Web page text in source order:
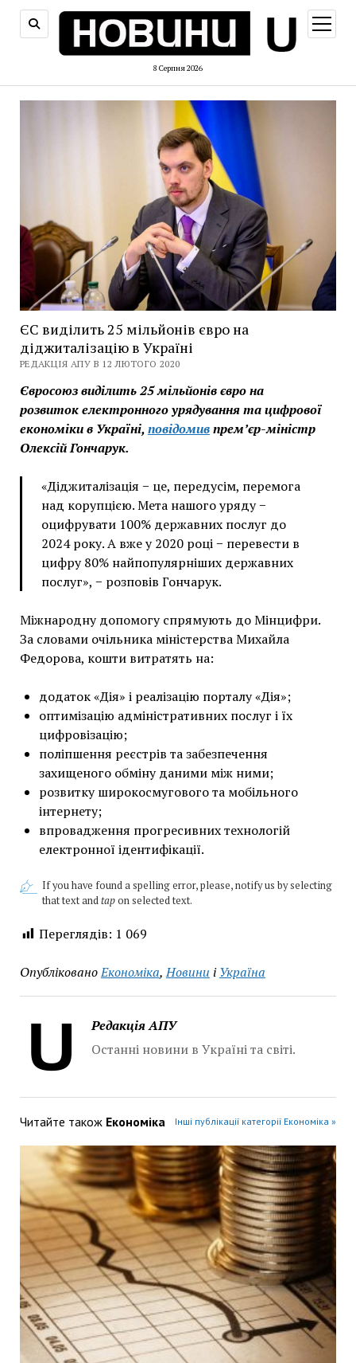
8 Серпня 2026
меню
ЄС виділить 25 мільйонів євро на
діджиталізацію в Україні
РЕДАКЦІЯ АПУ В 12 ЛЮТОГО 2020
Євросоюз виділить 25 мільйонів євро на
розвиток електронного урядування та цифрової
економіки в Україні,повідомивпрем’єр-міністр
Олексій Гончарук.
«Діджиталізація − це, передусім, перемога
над корупцією. Мета нашого уряду −
оцифрувати 100% державних послуг до
2024 року. А вже у 2020 році − перевести в
цифру 80% найпопулярніших державних
послуг», − розповів Гончарук.
Міжнародну допомогу спрямують до Мінцифри.
За словами очільника міністерства Михайла
Федорова, кошти витратять на:
додаток «Дія» і реалізацію порталу «Дія»;
оптимізацію адміністративних послуг і їх
цифровізацію;
поліпшення реєстрів та забезпечення
захищеного обміну даними між ними;
розвитку широкосмугового та мобільного
інтернету;
впровадження прогресивних технологій
електронної ідентифікації.
If you have found a spelling error, please, notify us by selecting
that text andtapon selected text.
Переглядів: 1 069
ОпублікованоЕкономіка,Новини іУкраїна
Редакція АПУ
Останні новини в Україні та світі.
Читайте також Економіка Інші публікації категорії Економіка »